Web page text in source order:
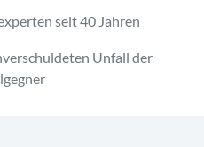
seit 40 Jahren
Unfall der